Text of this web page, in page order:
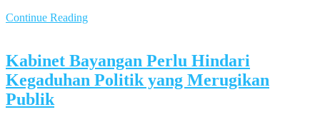
Continue Reading
Kabinet Bayangan Perlu Hindari
Kegaduhan Politik yang Merugikan
Publik